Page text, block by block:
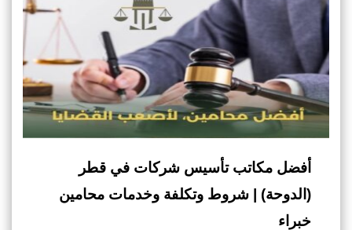
أفضل مكاتب تأسيس شركات في قطر
(الدوحة) | شروط وتكلفة وخدمات محامين
خبراء